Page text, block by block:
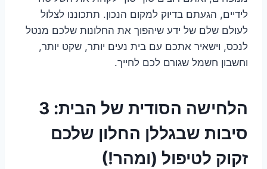
לידיים, הגעתם בדיוק למקום הנכון. תתכוננו לצלול
לעולם שלם של ידע שיהפוך את החלונות שלכם מנטל
לנכס, וישאיר אתכם עם בית נעים יותר, שקט יותר,
וחשבון חשמל שגורם לכם לחייך.
הלחישה הסודית של הבית: 3
סיבות שבגללן החלון שלכם
זקוק לטיפול (ומהר!)